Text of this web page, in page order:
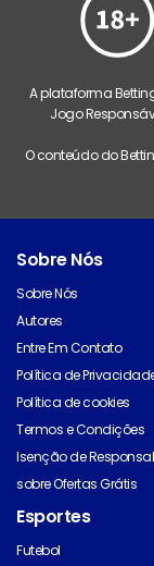
A plataforma
Jogo
O conteúdo do
Sobre Nós
Sobre Nós
Autores
Entre Em Contato
Política de
Política de cookies
Termos e Condições
Isenção de
sobre Ofertas Grátis
Esportes
Futebol